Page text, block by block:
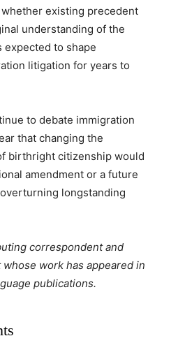
existing precedent
understanding of the
expected to shape
litigation for years to
to debate immigration
that changing the
birthright citizenship would
amendment or a future
longstanding
correspondent and
work has appeared in
publications.